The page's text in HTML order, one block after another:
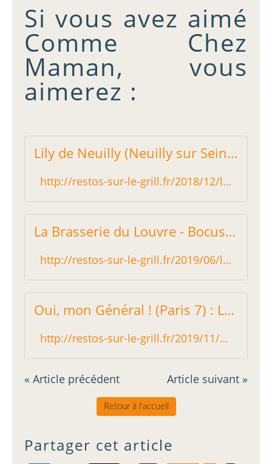
Si vous avez aimé
Comme Chez
Maman, vous
aimerez :
Lily de Neuilly (Neuilly sur Seine) : Immuable sans être vieillot - Restos sur le Grill - Blog critique des restaurants de Paris indépendant !
http://restos-sur-le-grill.fr/2018/12/lily-de-neuilly-neuilly-sur-seine-immuable-sans-etre-vieillot.html
La Brasserie du Louvre - Bocuse (Paris 1) : La tradition de Lyon a du bon ! - Restos sur le Grill - Blog critique des restaurants de Paris indépendant !
http://restos-sur-le-grill.fr/2019/06/la-brasserie-du-louvre-bocuse-paris-1-la-tradition-de-lyon-a-du-bon.html
Oui, mon Général ! (Paris 7) : Le nouveau QG des gourmands du 7ème arrondissement - Restos sur le Grill - Blog critique des restaurants de Paris indépendant !
http://restos-sur-le-grill.fr/2019/11/oui-mon-general-paris-7-le-nouveau-qg-des-gourmands-du-7eme-arrondissement.html
« Article précédent Article suivant »
Retour à l'accueil
Partager cet article